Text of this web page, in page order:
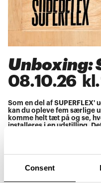
Consent
Unboxing:
08.10.26 kl.
Som en del af SUPERFLEX'
kan du opleve fem særlige
komme helt tæt på og se,
installeres i en udstilling.
I udstillingen står en
De rummer værker fra
kunstprojektThe Ark